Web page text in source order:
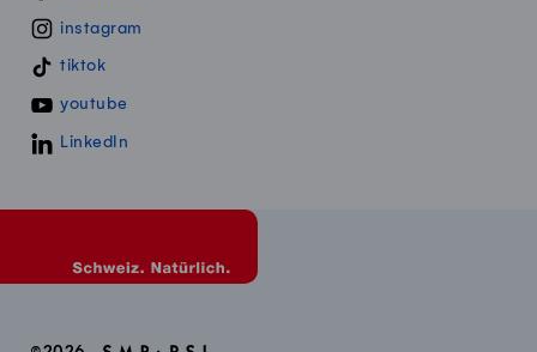
instagram
tiktok
youtube
LinkedIn